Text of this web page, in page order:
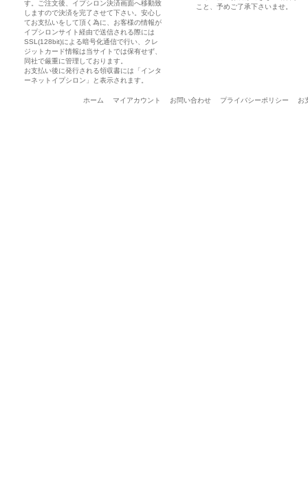
す。ご注文後、イプシロン決済画面へ移動致
しますので決済を完了させて下さい。安心し
てお支払いをして頂く為に、お客様の情報が
イプシロンサイト経由で送信される際には
SSL(128bit)による暗号化通信で行い、クレ
ジットカード情報は当サイトでは保有せず、
同社で厳重に管理しております。
お支払い後に発行される領収書には「インタ
ーネットイプシロン」と表示されます。
こと、予めご了承下さいませ。
ホーム マイアカウント お問い合わせ プライバシーポリシー お